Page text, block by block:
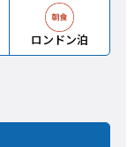
ロンドン泊